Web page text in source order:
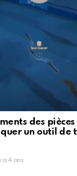
des
un outil de
a 4 ans